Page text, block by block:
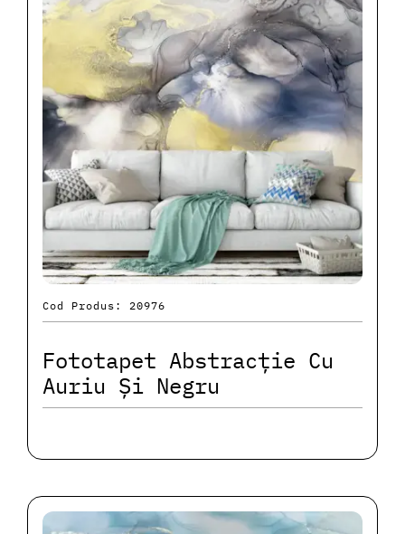
Cod Produs: 20976
Fototapet Abstracție Cu
Auriu Și Negru